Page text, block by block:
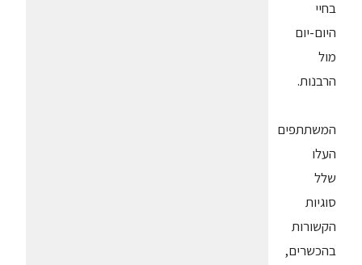
בחיי
היום-יום
מול
הרבנות.
המשתתפים
העלו
שלל
סוגיות
הקשורות
בהכשרים,